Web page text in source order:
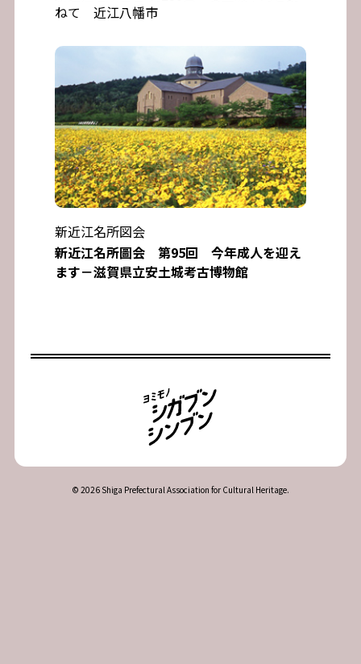
ねて 近江八幡市
新近江名所図会
新近江名所圖会 第95回 今年成人を迎え
ます－滋賀県立安土城考古博物館
© 2026 Shiga Prefectural Association for Cultural Heritage.